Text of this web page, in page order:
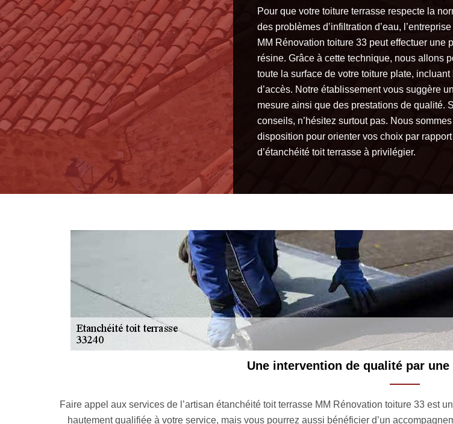
Pour que votre toiture terrasse respecte la
des problèmes d’infiltration d’eau,
MM Rénovation toiture 33 peut effectuer une
résine. Grâce à cette technique, nous allons
toute la surface de votre toiture plate,
d’accès. Notre établissement vous suggère
mesure ainsi que des prestations de qualité.
conseils, n’hésitez surtout pas. Nous
disposition pour orienter vos choix par
d’étanchéité toit terrasse à privilégier.
Une intervention de qualité par
Faire appel aux services de l’artisan étanchéité toit terrasse MM Rénovation toiture 33 est
hautement qualifiée à votre service, mais vous pourrez aussi bénéficier d’un